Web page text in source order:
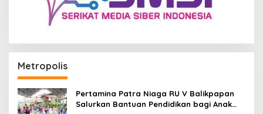
Metropolis
Pertamina Patra Niaga RU V Balikpapan
Salurkan Bantuan Pendidikan bagi Anak